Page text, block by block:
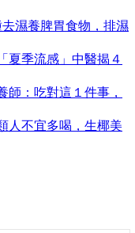
濕養脾胃食物，排濕
夏季流感」中醫揭４
師：吃對這１件事，
人不宜多喝，生椰美